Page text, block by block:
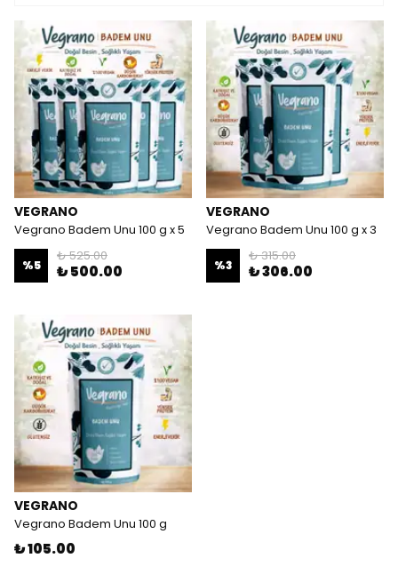
VEGRANO
Vegrano Badem Unu 100 g x 5
%5
₺ 525.00
₺ 500.00
VEGRANO
Vegrano Badem Unu 100 g x 3
%3
₺ 315.00
₺ 306.00
VEGRANO
Vegrano Badem Unu 100 g
₺ 105.00